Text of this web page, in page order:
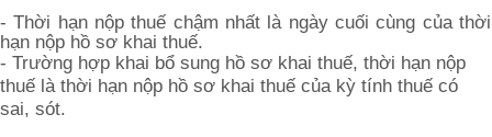
- Thời hạn nộp thuế chậm nhất là ngày cuối cùng của thời
hạn nộp hồ sơ khai thuế.
- Trường hợp khai bổ sung hồ sơ khai thuế, thời hạn nộp
thuế là thời hạn nộp hồ sơ khai thuế của kỳ tính thuế có
sai, sót.